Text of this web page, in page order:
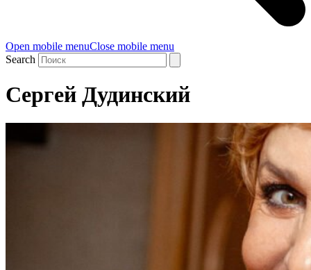
Open mobile menuClose mobile menu
Search
Сергей Дудинский